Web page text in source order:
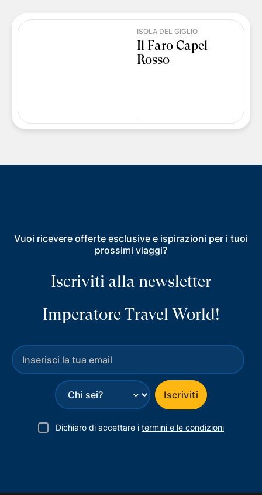
ISOLA DEL GIGLIO
Il Faro Capel
Rosso
Vuoi ricevere offerte esclusive e ispirazioni per i tuoi
prossimi viaggi?
Iscriviti alla newsletter
Imperatore Travel World!
⌄ Iscriviti
Dichiaro di accettare i termini e le condizioni